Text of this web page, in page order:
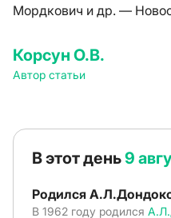
Мордкович и др. —
Корсун О.В.
Автор статьи
В этот день9
Родился
В 1962 году родился